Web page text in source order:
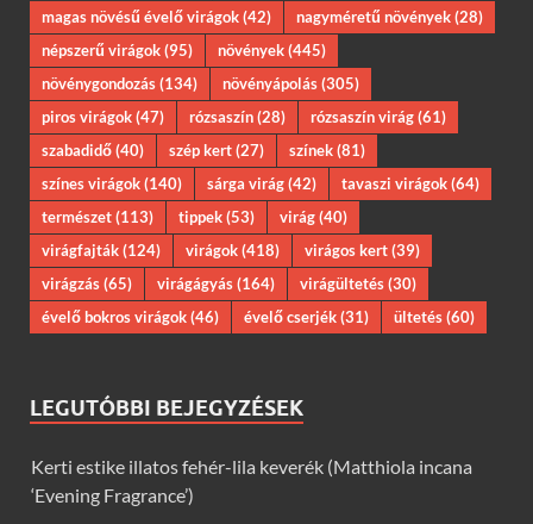
magas növésű évelő virágok(42) nagyméretű növények(28)
népszerű virágok(95) növények(445)
növénygondozás(134) növényápolás(305)
piros virágok(47) rózsaszín(28) rózsaszín virág(61)
szabadidő(40) szép kert(27) színek(81)
színes virágok(140) sárga virág(42) tavaszi virágok(64)
természet(113) tippek(53) virág(40)
virágfajták(124) virágok(418) virágos kert(39)
virágzás(65) virágágyás(164) virágültetés(30)
évelő bokros virágok(46) évelő cserjék(31) ültetés(60)
LEGUTÓBBI BEJEGYZÉSEK
Kerti estike illatos fehér-lila keverék (Matthiola incana
‘Evening Fragrance’)